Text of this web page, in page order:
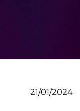
21/01/2024